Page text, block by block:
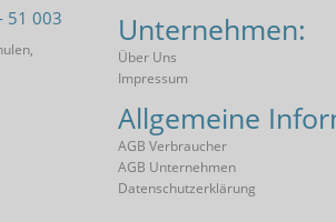
51 003 Unternehmen:
Über Uns
Impressum
Allgemeine
AGB Verbraucher
AGB Unternehmen
Datenschutzerklärung